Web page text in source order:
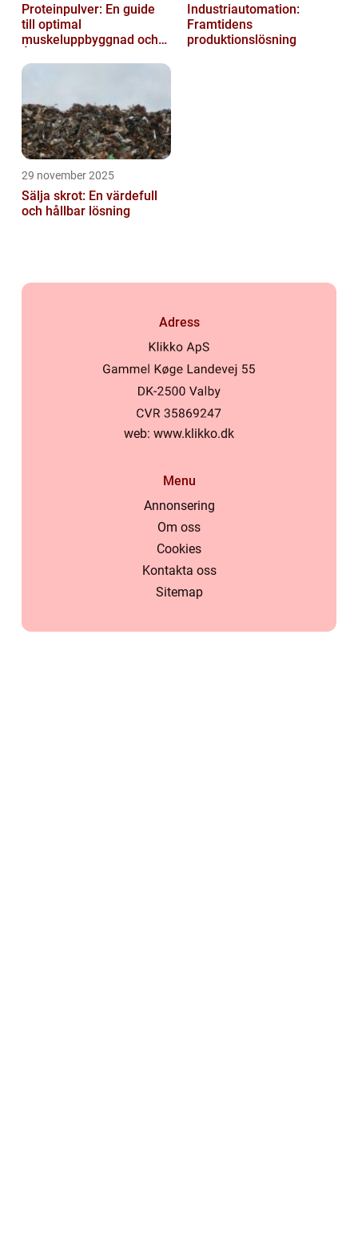
Proteinpulver: En guide
till optimal
muskeluppbyggnad och
Industriautomation:
Framtidens
produktionslösning
29 november 2025
Sälja skrot: En värdefull
och hållbar lösning
Adress
web: www.klikko.dk
Menu
Annonsering
Om oss
Cookies
Kontakta oss
Sitemap